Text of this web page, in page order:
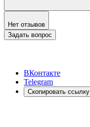
Нет отзывов
Задать вопрос
ВКонтакте
Telegram
Скопировать ссылку